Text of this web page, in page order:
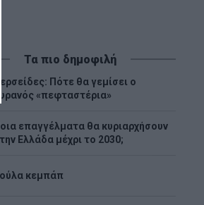
Τα πιο δημοφιλή
Πότε θα γεμίσει ο
«πεφταστέρια»
επαγγέλματα θα κυριαρχήσουν
Ελλάδα μέχρι το 2030;
κεμπάπ